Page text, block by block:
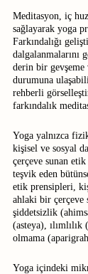
Meditasyon, iç
sağlayarak yoga
Farkındalığı
dalgalanmalarını
derin bir gevşeme
durumuna
rehberli
farkındalık
Yoga yalnızca
kişisel ve sosyal
çerçeve sunan
teşvik eden
etik prensipleri,
ahlaki bir çerçeve
şiddetsizlik
(asteya),
olmama
Yoga içindeki